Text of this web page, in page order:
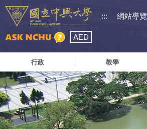
::: 網站導覽
AED
行政 教學